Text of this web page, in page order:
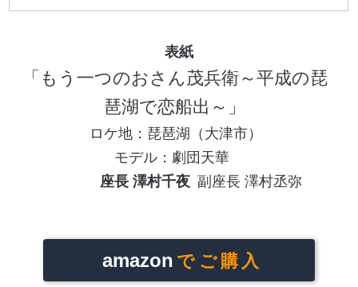
もう一つのおさん茂兵衛～平成の琵
琶湖で恋船出～
琵琶湖（大津市）
劇団天華
座長 澤村千夜 副座長 澤村丞弥
amazon でご購入